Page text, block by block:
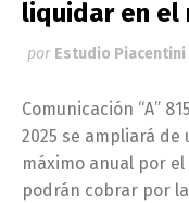
liquidar en el
por Estudio Piacentini
Comunicación “A”
2025 se ampliará de
máximo anual por
podrán cobrar por